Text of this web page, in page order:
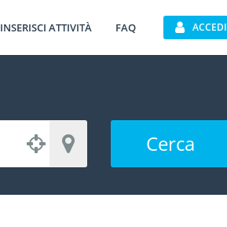
INSERISCI ATTIVITÀ FAQ ACCEDI
Cerca